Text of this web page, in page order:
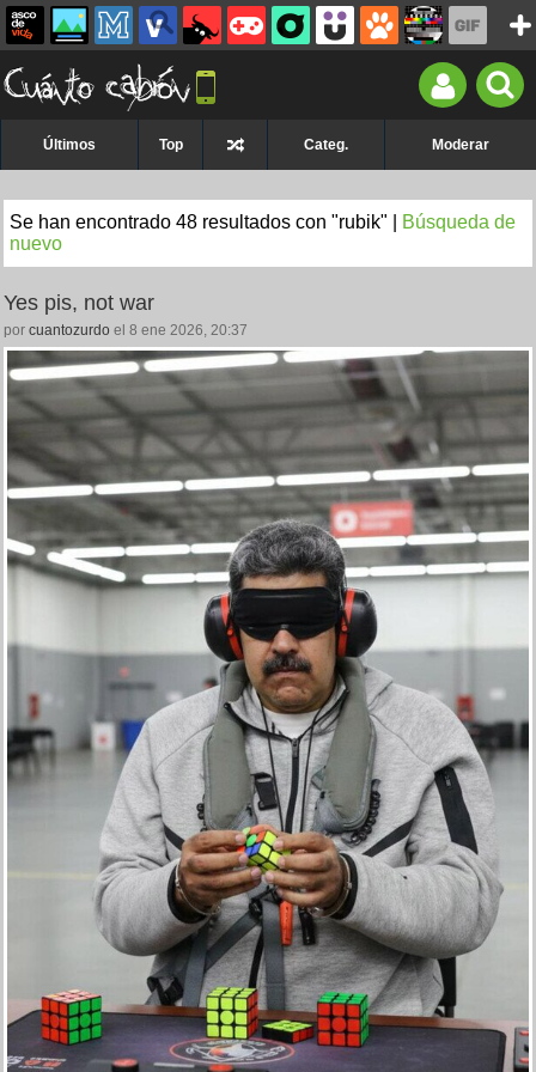
Últimos Top Categ. Moderar
Se han encontrado 48 resultados con "rubik" |
Búsqueda de
nuevo
Yes pis, not war
por cuantozurdo el 8 ene 2026, 20:37